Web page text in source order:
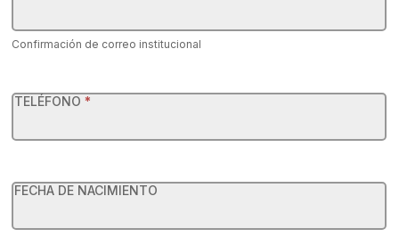
Confirmación de correo institucional
TELÉFONO *
FECHA DE NACIMIENTO